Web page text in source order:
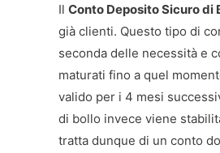
Il Conto Deposito Sicuro di
già clienti. Questo tipo di
seconda delle necessità e
maturati fino a quel
valido per i 4 mesi
di bollo invece viene
tratta dunque di un conto